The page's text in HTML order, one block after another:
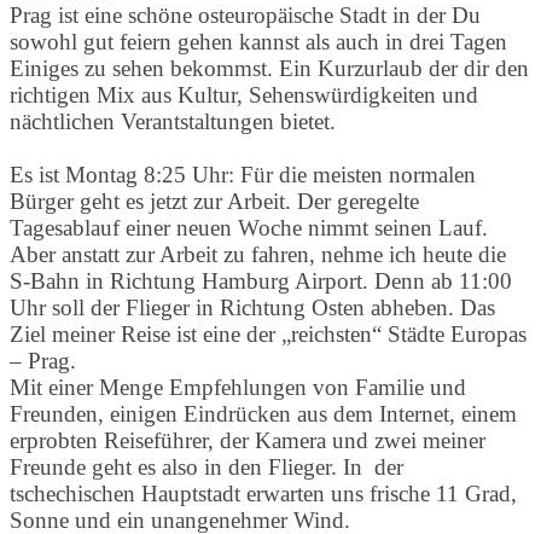
Prag ist eine schöne osteuropäische Stadt in der Du
sowohl gut feiern gehen kannst als auch in drei Tagen
Einiges zu sehen bekommst. Ein Kurzurlaub der dir den
richtigen Mix aus Kultur, Sehenswürdigkeiten und
nächtlichen Verantstaltungen bietet.
Es ist Montag 8:25 Uhr: Für die meisten normalen
Bürger geht es jetzt zur Arbeit. Der geregelte
Tagesablauf einer neuen Woche nimmt seinen Lauf.
Aber anstatt zur Arbeit zu fahren, nehme ich heute die
S-Bahn in Richtung Hamburg Airport. Denn ab 11:00
Uhr soll der Flieger in Richtung Osten abheben. Das
Ziel meiner Reise ist eine der „reichsten“ Städte Europas
– Prag.
Mit einer Menge Empfehlungen von Familie und
Freunden, einigen Eindrücken aus dem Internet, einem
erprobten Reiseführer, der Kamera und zwei meiner
Freunde geht es also in den Flieger. In der
tschechischen Hauptstadt erwarten uns frische 11 Grad,
Sonne und ein unangenehmer Wind.